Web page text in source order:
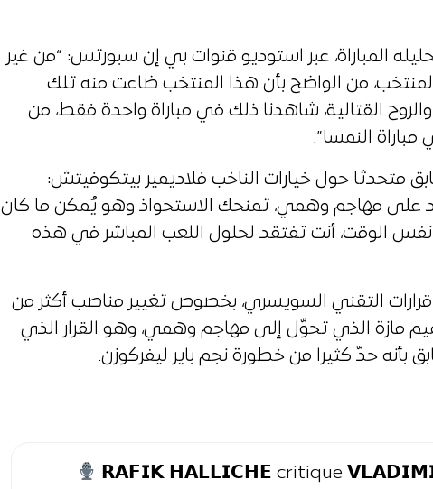
المباراة، عبر استوديو قنوات بي إن سبورتس: “من غير
من الواضح بأن هذا المنتخب ضاعت منه تلك
القتالية، شاهدنا ذلك في مباراة واحدة فقط، من
متحدثا حول خيارات الناخب فلاديمير بيتكوفيتش:
على مهاجم وهمي، تمنحك الاستحواذ وهو يُمكن ما كان
الوقت، أنت تفتقد لحلول اللعب المباشر في هذه
التقني السويسري، بخصوص تغيير مناصب أكثر من
مازة الذي تحوّل إلى مهاجم وهمي، وهو القرار الذي
بأنه حدّ كثيرا من خطورة نجم باير ليفركوزن.
𝗥𝗔𝗙𝗜𝗞 𝗛𝗔𝗟𝗟𝗜𝗖𝗛𝗘 critique